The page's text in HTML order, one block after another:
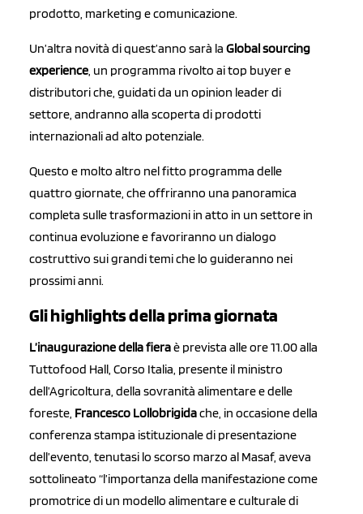
prodotto, marketing e comunicazione.
Un’altra novità di quest’anno sarà la Global sourcing
experience , un programma rivolto ai top buyer e
distributori che, guidati da un opinion leader di
settore, andranno alla scoperta di prodotti
internazionali ad alto potenziale.
Questo e molto altro nel fitto programma delle
quattro giornate, che offriranno una panoramica
completa sulle trasformazioni in atto in un settore in
continua evoluzione e favoriranno un dialogo
costruttivo sui grandi temi che lo guideranno nei
prossimi anni.
Gli highlights della prima giornata
L’inaugurazione della fieraè prevista alle ore 11.00 alla
Tuttofood Hall, Corso Italia, presente il ministro
dell’Agricoltura, della sovranità alimentare e delle
foreste, Francesco Lollobrigidache, in occasione della
conferenza stampa istituzionale di presentazione
dell’evento, tenutasi lo scorso marzo al Masaf, aveva
sottolineato “l’importanza della manifestazione come
promotrice di un modello alimentare e culturale di